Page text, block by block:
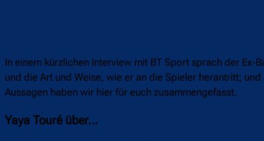
In einem kürzlichen Interview mit BT Sport sprach der Ex-
und die Art und Weise, wie er an die Spieler herantritt;
Aussagen haben wir hier für euch zusammengefasst.
Yaya Touré über…